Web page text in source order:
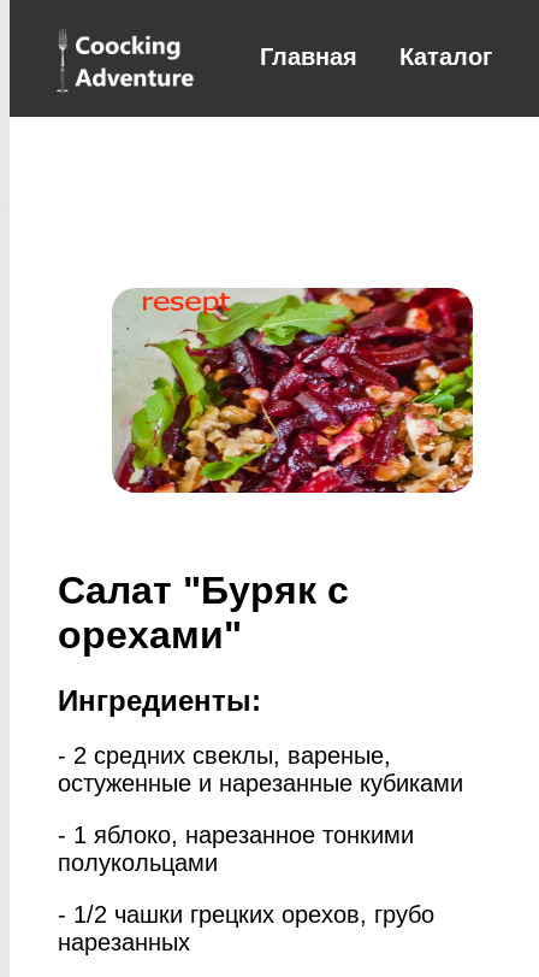
Главная Каталог
Салат "Буряк с
орехами"
Ингредиенты:
- 2 средних свеклы, вареные,
остуженные и нарезанные кубиками
- 1 яблоко, нарезанное тонкими
полукольцами
- 1/2 чашки грецких орехов, грубо
нарезанных